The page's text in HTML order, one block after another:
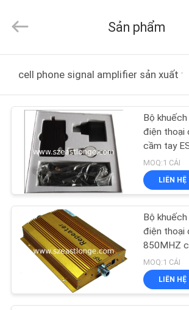
CÁC
SẢN
PHẨM
VIDEO
VỀ
CHÚNG
CO.,LTD.
Sản phẩm
cell phone signal amplifier sản xuất
Bộ
điện thoại
cầm tay
năng kiểm
MOQ:1 CÁI
LIÊN HỆ
Bộ
điện thoại
850MHZ
MOQ:1 CÁI
LIÊN HỆ